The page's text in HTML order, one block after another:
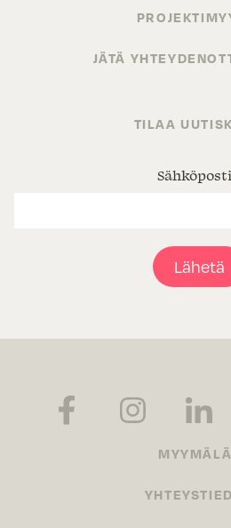
JÄTÄ
TILAA
Sähköposti
Lähetä